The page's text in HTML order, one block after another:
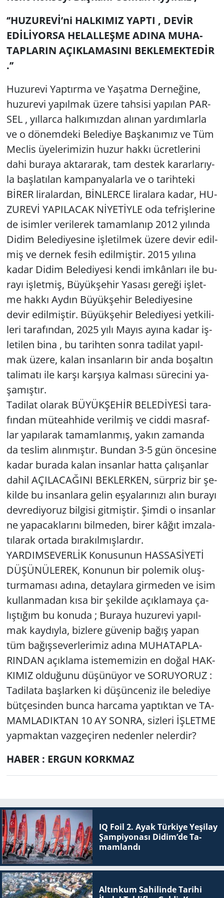
‘’HU­ZU­REVİ’ni HAL­KI­MIZ YAPTI , DEVİR
EDİLİYORSA HE­LAL­LEŞ­ME ADINA MU­HA­
TAP­LA­RIN AÇIK­LA­MA­SI­NI BEK­LE­MEK­TEDİR
.’’
Hu­zu­re­vi Yap­tır­ma ve Ya­şat­ma Der­ne­ği­ne,
hu­zu­re­vi ya­pıl­mak üzere tah­si­si ya­pı­lan PAR­
SEL , yıl­lar­ca hal­kı­mız­dan alı­nan yar­dım­lar­la
ve o dö­nem­de­ki Be­le­di­ye Baş­ka­nı­mız ve Tüm
Mec­lis üye­le­ri­mi­zin huzur hakkı üc­ret­le­ri­ni
dahi bu­ra­ya ak­ta­ra­rak, tam des­tek ka­rar­la­rıy­
la baş­la­tı­lan kam­pan­ya­lar­la ve o ta­rih­te­ki
BİRER li­ra­lar­dan, BİNLER­CE li­ra­la­ra kadar, HU­
ZU­REVİ YA­PI­LA­CAK NİYETİYLE oda tef­riş­le­ri­ne
de isim­ler ve­ri­le­rek ta­mam­la­nıp 2012 yı­lın­da
Didim Be­le­di­ye­si­ne iş­le­til­mek üzere devir edil­
miş ve der­nek fesih edil­miş­tir. 2015 yı­lı­na
kadar Didim Be­le­di­ye­si kendi im­kân­la­rı ile bu­
ra­yı iş­let­miş, Bü­yük­şe­hir Ya­sa­sı ge­re­ği iş­let­
me hakkı Aydın Bü­yük­şe­hir Be­le­di­ye­si­ne
devir edil­miş­tir. Bü­yük­şe­hir Be­le­di­ye­si yet­ki­li­
le­ri ta­ra­fın­dan, 2025 yılı Mayıs ayına kadar iş­
le­ti­len bina , bu ta­rih­ten sonra ta­di­lat ya­pıl­
mak üzere, kalan in­san­la­rın bir anda bo­şal­tın
ta­li­ma­tı ile karşı kar­şı­ya kal­ma­sı sü­re­ci­ni ya­
şa­mış­tır.
Ta­di­lat ola­rak BÜ­YÜK­ŞEHİR BELEDİYESİ ta­ra­
fın­dan mü­te­ah­hi­de ve­ril­miş ve ciddi mas­raf­
lar ya­pı­la­rak ta­mam­lan­mış, yakın za­man­da
da tes­lim alın­mış­tır. Bun­dan 3-5 gün ön­ce­si­ne
kadar bu­ra­da kalan in­san­lar hatta ça­lı­şan­lar
dahil AÇI­LA­CA­ĞI­NI BEK­LER­KEN, sürp­riz bir şe­
kil­de bu in­san­la­ra gelin eş­ya­la­rı­nı­zı alın bu­ra­yı
dev­re­di­yo­ruz bil­gi­si git­miş­tir. Şimdi o in­san­lar
ne ya­pa­cak­la­rı­nı bil­me­den, birer kâğıt im­za­la­
tı­la­rak or­ta­da bı­ra­kıl­mış­lar­dır.
YAR­DIM­SE­VERLİK Ko­nu­su­nun HAS­SASİYETİ
DÜ­ŞÜ­NÜ­LE­REK, Ko­nu­nun bir po­le­mik oluş­
tur­ma­ma­sı adına, de­tay­la­ra gir­me­den ve isim
kul­lan­ma­dan kısa bir şe­kil­de açık­la­ma­ya ça­
lış­tı­ğım bu ko­nu­da ; Bu­ra­ya hu­zu­re­vi ya­pıl­
mak kay­dıy­la, biz­le­re gü­ve­nip bağış yapan
tüm ba­ğış­se­ver­le­ri­miz adına MU­HA­TAP­LA­
RIN­DAN açık­la­ma is­te­me­mi­zin en doğal HAK­
KI­MIZ ol­du­ğu­nu dü­şü­nü­yor ve SO­RU­YO­RUZ :
Ta­di­la­ta baş­lar­ken ki dü­şün­ce­niz ile be­le­di­ye
büt­çe­sin­den bunca har­ca­ma yap­tık­tan ve TA­
MAM­LA­DIK­TAN 10 AY SONRA, siz­le­ri İŞLET­ME
yap­mak­tan vaz­ge­çi­ren ne­den­ler ne­ler­dir?
HABER : ERGUN KORKMAZ
IQ Foil 2. Ayak Tür­ki­ye Ye­şi­lay
Şam­pi­yo­na­sı Didim’de Ta­
mam­lan­dı
Altınkum Sahilinde Tarihi